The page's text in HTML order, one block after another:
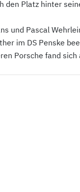
den Platz hinter
und Pascal
im DS Penske
Porsche fand sich